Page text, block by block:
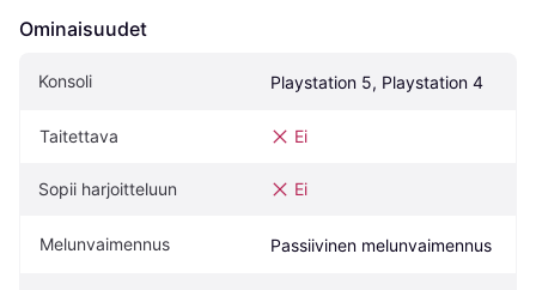
Ominaisuudet
Konsoli Playstation 5, Playstation 4
Taitettava Ei
Sopii harjoitteluun Ei
Melunvaimennus Passiivinen melunvaimennus